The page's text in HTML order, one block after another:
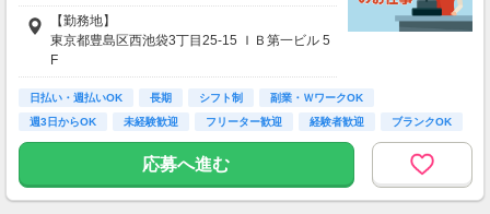
【勤務地】
東京都豊島区西池袋3丁目25-15 ＩＢ第一ビル 5
F
＊アクセス
JR各線「池袋」駅から徒歩5分
日払い・週払いOK 長期 シフト制
副業・ＷワークOK
週3日からOK
未経験歓迎 フリーター歓迎 経験者歓迎 ブランクOK
応募へ進む